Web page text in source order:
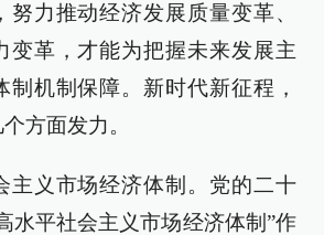
努力推动经济发展质量变革、
变革，才能为把握未来发展主
制机制保障。新时代新征程，
方面发力。
主义市场经济体制。党的二十
水平社会主义市场经济体制”作